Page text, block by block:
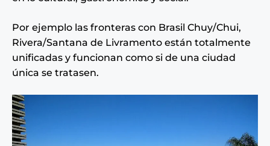
Por ejemplo las fronteras con Brasil Chuy/Chui,
Rivera/Santana de Livramento están totalmente
unificadas y funcionan como si de una ciudad
única se tratasen.